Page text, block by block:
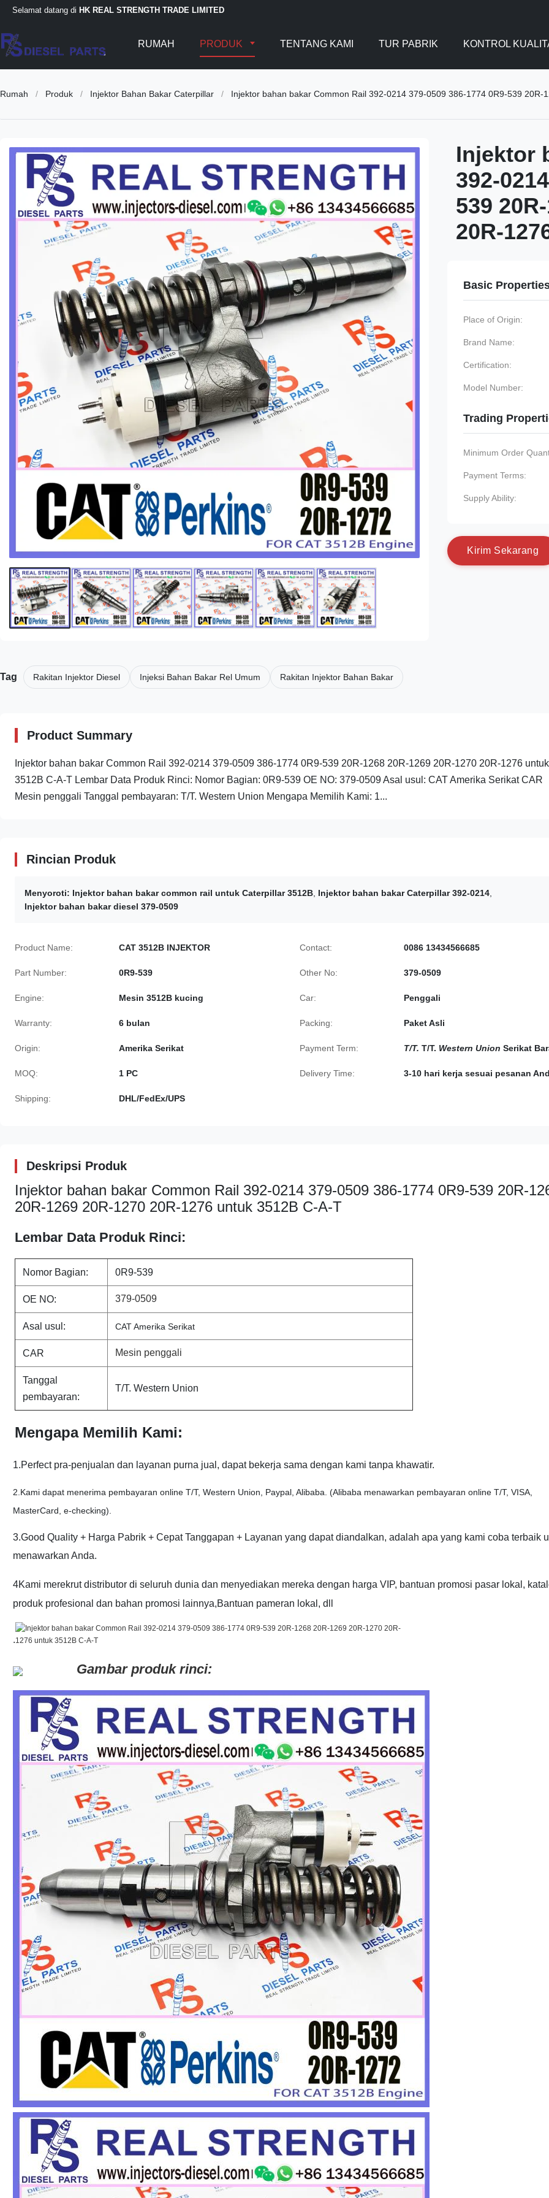
Selamat datang di HK REAL STRENGTH TRADE LIMITED
RUMAH PRODUK TENTANG KAMI TUR PABRIK KONTROL
Rumah / Produk / Injektor Bahan Bakar Caterpillar / Injektor bahan bakar Common Rail 392-0214 379-0509 386-1774 0R9-539
Injektor
392-
539
20R-
Basic
Place of Origin:
Brand Name:
Certification:
Model Number:
Trading
Minimum Order
Payment Terms:
Supply Ability:
Kirim Sekarang
Tag Rakitan Injektor Diesel Injeksi Bahan Bakar Rel Umum Rakitan Injektor Bahan Bakar
Product Summary
Injektor bahan bakar Common Rail 392-0214 379-0509 386-1774 0R9-539 20R-1268 20R-1269 20R-1270 20R-1276 untuk
3512B C-A-T Lembar Data Produk Rinci: Nomor Bagian: 0R9-539 OE NO: 379-0509 Asal usul: CAT Amerika Serikat CAR
Mesin penggali Tanggal pembayaran: T/T. Western Union Mengapa Memilih Kami: 1...
Rincian Produk
Menyoroti: Injektor bahan bakar common rail untuk Caterpillar 3512B Injektor bahan bakar Caterpillar 392-0214
Injektor bahan bakar diesel 379-0509
Product Name: CAT 3512B INJEKTOR Contact: 0086 13434566685
Part Number: 0R9-539 Other No: 379-0509
Engine: Mesin 3512B kucing Car: Penggali
Warranty: 6 bulan Packing: Paket Asli
Origin: Amerika Serikat Payment Term: T/T. T/T. Western Union Serikat
MOQ: 1 PC Delivery Time: 3-10 hari kerja sesuai pesanan
Shipping: DHL/FedEx/UPS
Deskripsi Produk
Injektor bahan bakar Common Rail 392-0214 379-0509 386-1774 0R9-539 20R-
20R-1269 20R-1270 20R-1276 untuk 3512B C-A-T
Lembar Data Produk Rinci:
Nomor Bagian: 0R9-539
OE NO: 379-0509
Asal usul: CAT Amerika Serikat
CAR Mesin penggali
Tanggal
pembayaran:
T/T. Western Union
Mengapa Memilih Kami:
1.Perfect pra-penjualan dan layanan purna jual, dapat bekerja sama dengan kami tanpa khawatir.
2. Kami dapat menerima pembayaran online T/T, Western Union, Paypal, Alibaba. (Alibaba menawarkan pembayaran online T/T, VISA,
MasterCard, e-checking).
3.Good Quality + Harga Pabrik + Cepat Tanggapan + Layanan yang dapat diandalkan, adalah apa yang kami coba terbaik
menawarkan Anda.
4Kami merekrut distributor di seluruh dunia dan menyediakan mereka dengan harga VIP, bantuan promosi pasar lokal,
produk profesional dan bahan promosi lainnya,Bantuan pameran lokal, dll
.
Gambar produk rinci: